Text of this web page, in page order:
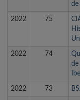
de
2022 75
2022 74
de
2022 73